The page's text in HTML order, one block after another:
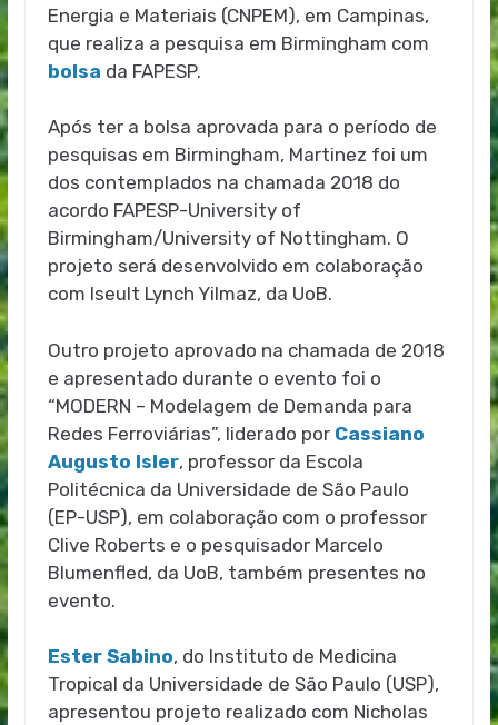
Energia e Materiais (CNPEM), em Campinas,
que realiza a pesquisa em Birmingham com
bolsa da FAPESP.
Após ter a bolsa aprovada para o período de
pesquisas em Birmingham, Martinez foi um
dos contemplados na chamada 2018 do
acordo FAPESP-University of
Birmingham/University of Nottingham. O
projeto será desenvolvido em colaboração
com Iseult Lynch Yilmaz, da UoB.
Outro projeto aprovado na chamada de 2018
e apresentado durante o evento foi o
“MODERN – Modelagem de Demanda para
Redes Ferroviárias”, liderado por Cassiano
Augusto Isler, professor da Escola
Politécnica da Universidade de São Paulo
(EP-USP), em colaboração com o professor
Clive Roberts e o pesquisador Marcelo
Blumenfled, da UoB, também presentes no
evento.
Ester Sabino, do Instituto de Medicina
Tropical da Universidade de São Paulo (USP),
apresentou projeto realizado com Nicholas